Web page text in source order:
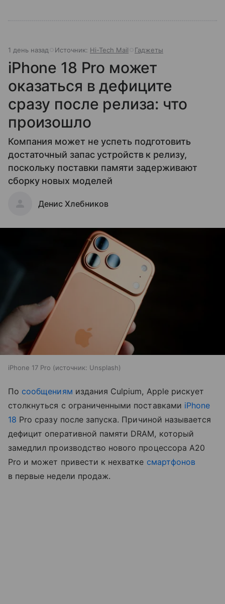
1 день назад Источник: Hi-Tech Mail Гаджеты
iPhone 18 Pro может
оказаться в дефиците
сразу после релиза: что
произошло
Компания может не успеть подготовить
достаточный запас устройств к релизу,
поскольку поставки памяти задерживают
сборку новых моделей
Денис Хлебников
iPhone 17 Pro источник: Unsplash
По сообщениям издания Culpium, Apple рискует
столкнуться с ограниченными поставками iPhone
18 Pro сразу после запуска. Причиной называется
дефицит оперативной памяти DRAM, который
замедлил производство нового процессора A20
Pro и может привести к нехватке смартфонов
в первые недели продаж.